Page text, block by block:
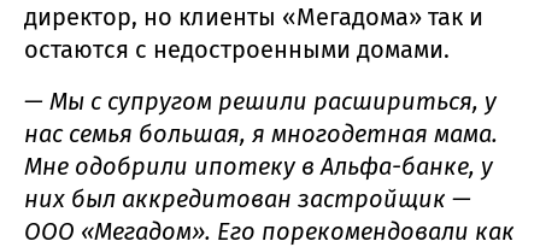
директор, но клиенты «Мегадома» так и
остаются с недостроенными домами.
— Мы с супругом решили расшириться, у
нас семья большая, я многодетная мама.
Мне одобрили ипотеку в Альфа-банке, у
них был аккредитован застройщик —
ООО «Мегадом». Его порекомендовали как